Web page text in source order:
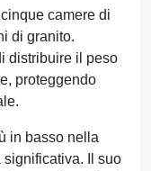
camere di
di granito.
distribuire il peso
proteggendo
in basso nella
significativa. Il suo